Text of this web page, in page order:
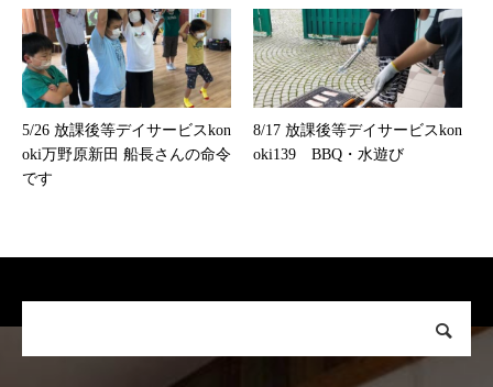
5/26 放課後等デイサービスkon
oki万野原新田 船長さんの命令
です
8/17 放課後等デイサービスkon
oki139 BBQ・水遊び